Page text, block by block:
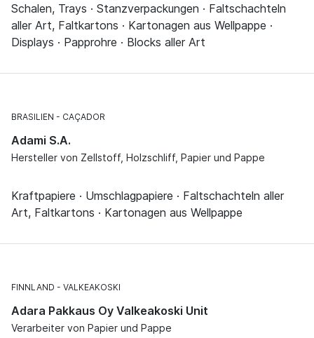
Schalen, Trays · Stanzverpackungen · Faltschachteln
aller Art, Faltkartons · Kartonagen aus Wellpappe ·
Displays · Papprohre · Blocks aller Art
BRASILIEN CAÇADOR
Adami S.A.
Hersteller von Zellstoff, Holzschliff, Papier und Pappe
Kraftpapiere · Umschlagpapiere · Faltschachteln aller
Art, Faltkartons · Kartonagen aus Wellpappe
FINNLAND VALKEAKOSKI
Adara Pakkaus Oy Valkeakoski Unit
Verarbeiter von Papier und Pappe